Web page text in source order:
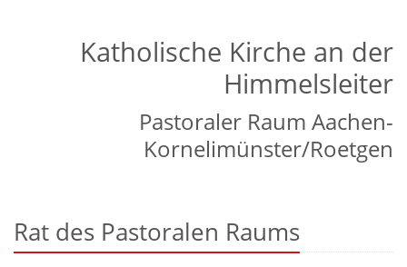
Katholische Kirche an der
Himmelsleiter
Pastoraler Raum Aachen-
Kornelimünster/Roetgen
Rat des Pastoralen Raums